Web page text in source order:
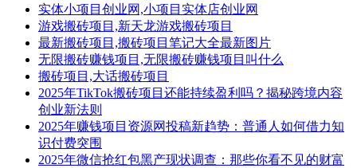
实体小项目创业网,小项目实体店创业网
游戏搬砖项目,新天龙游戏搬砖项目
最新搬砖项目,搬砖项目笔记大全最新图片
无限搬砖赚钱项目,无限搬砖赚钱项目叫什么
搬砖项目,大话搬砖项目
2025年TikTok搬砖项目还能持续盈利吗？揭秘跨境内容
创业新法则
2025年赚钱项目资源网投稿新趋势：普通人如何借力知
识付费突围
2025年微信抢红包黑产现状调查：那些你看不见的财富